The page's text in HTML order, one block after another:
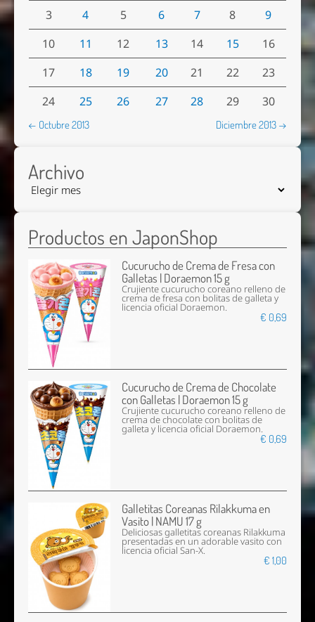
3
4 5 6 7 8
9
10
11 12 13 14 15
16
17
18 19 20 21 22
23
24
25 26 27 28 29 30
← Octubre 2013 Diciembre 2013 →
Archivo
Productos en JaponShop
Cucurucho de Crema de Fresa con
Galletas | Doraemon 15 g
Crujiente cucurucho coreano relleno de
crema de fresa con bolitas de galleta y
licencia oficial Doraemon.
€ 0,69
Cucurucho de Crema de Chocolate
con Galletas | Doraemon 15 g
Crujiente cucurucho coreano relleno de
crema de chocolate con bolitas de
galleta y licencia oficial Doraemon.
€ 0,69
Galletitas Coreanas Rilakkuma en
Vasito | NAMU 17 g
Deliciosas galletitas coreanas Rilakkuma
presentadas en un adorable vasito con
licencia oficial San-X.
€ 1,00